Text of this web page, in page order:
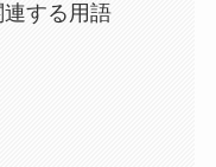
する用語